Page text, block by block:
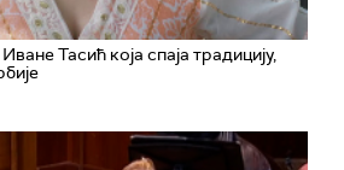
Тасић која спаја традицију,